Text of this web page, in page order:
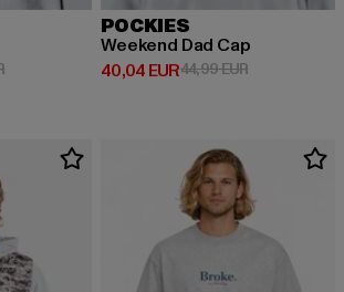
Prix en promotion: 44,99 EUR
POCKIES
Weekend Dad Cap
40,04 EUR
Prix courant: 40,04 EUR
44,99 EURPrix en